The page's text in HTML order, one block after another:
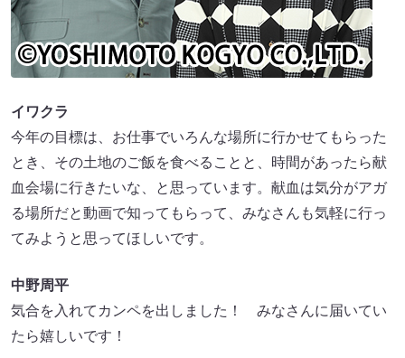
イワクラ
今年の目標は、お仕事でいろんな場所に行かせてもらった
とき、その土地のご飯を食べることと、時間があったら献
血会場に行きたいな、と思っています。献血は気分がアガ
る場所だと動画で知ってもらって、みなさんも気軽に行っ
てみようと思ってほしいです。
中野周平
気合を入れてカンペを出しました！ みなさんに届いてい
たら嬉しいです！